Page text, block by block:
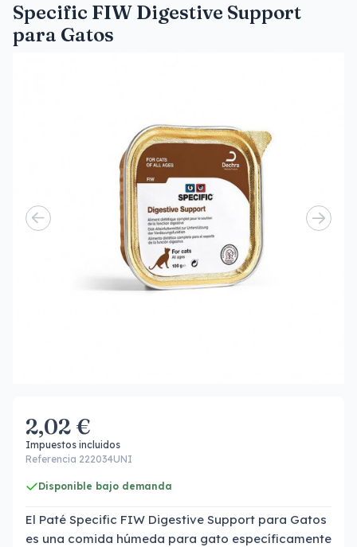
Specific FIW Digestive Support
para Gatos
2,02 €
Impuestos incluidos
Referencia 222034UNI
Disponible bajo demanda
El Paté Specific FIW Digestive Support para Gatos
es una comida húmeda para gato específicamente